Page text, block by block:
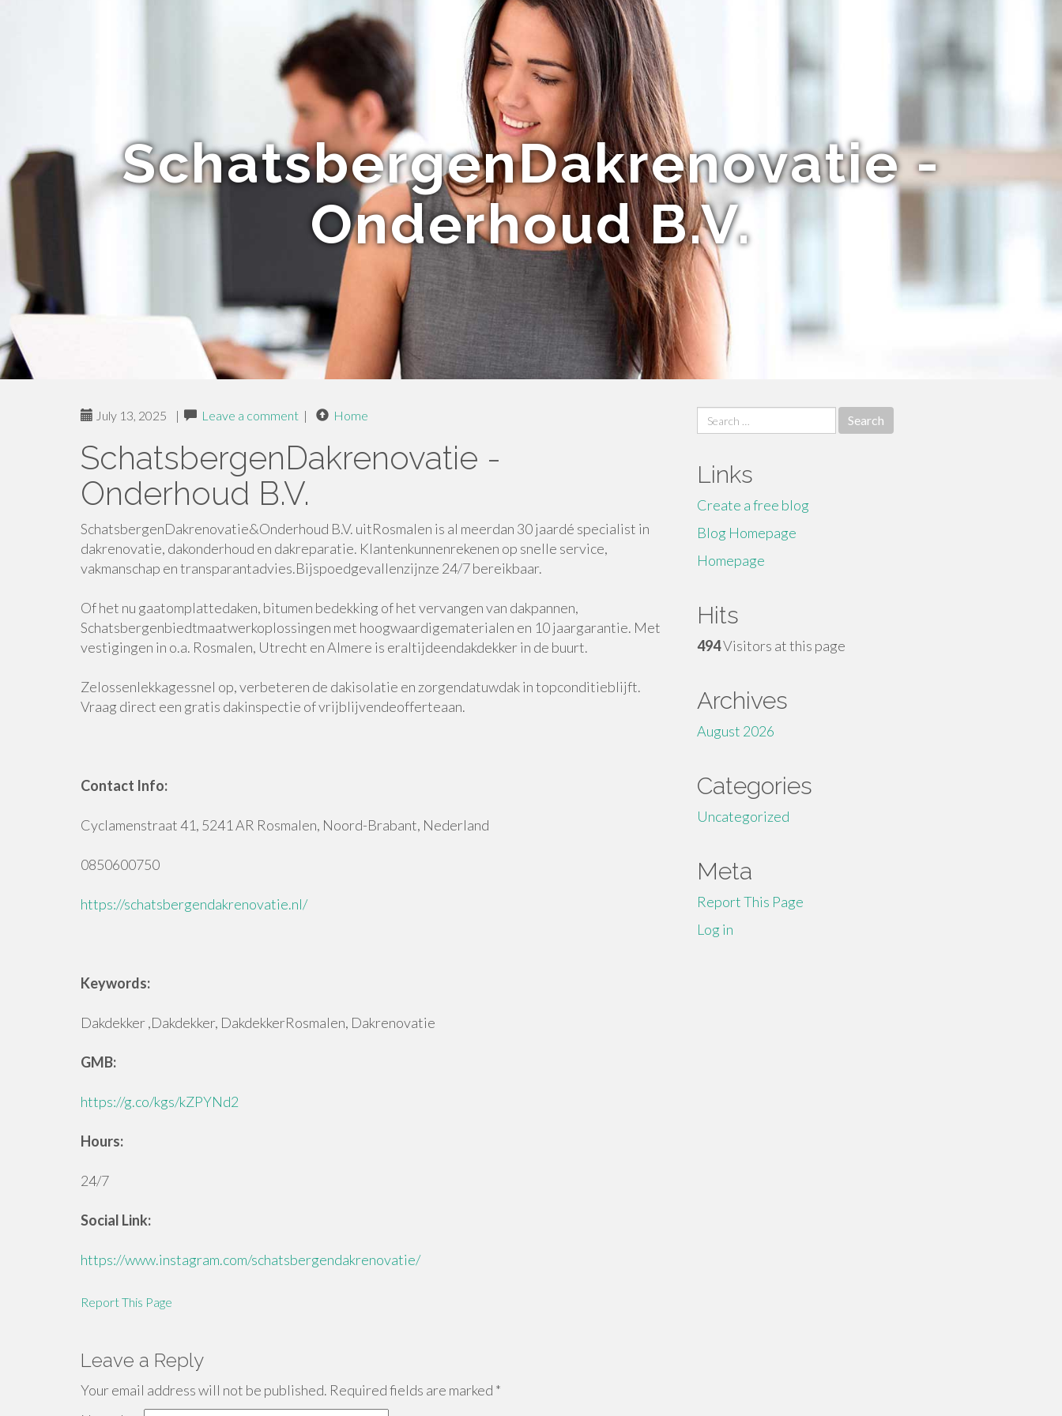
SchatsbergenDakrenovatie -
Onderhoud B.V.
July 13, 2025 | Leave a comment | Home
SchatsbergenDakrenovatie -
Onderhoud B.V.
SchatsbergenDakrenovatie&Onderhoud B.V. uitRosmalen is al meerdan 30 jaardé specialist in
dakrenovatie, dakonderhoud en dakreparatie. Klantenkunnenrekenen op snelle service,
vakmanschap en transparantadvies.Bijspoedgevallenzijnze 24/7 bereikbaar.
Of het nu gaatomplattedaken, bitumen bedekking of het vervangen van dakpannen,
Schatsbergenbiedtmaatwerkoplossingen met hoogwaardigematerialen en 10 jaargarantie. Met
vestigingen in o.a. Rosmalen, Utrecht en Almere is eraltijdeendakdekker in de buurt.
Zelossenlekkagessnel op, verbeteren de dakisolatie en zorgendatuwdak in topconditieblijft.
Vraag direct een gratis dakinspectie of vrijblijvendeofferteaan.
Contact Info:
Cyclamenstraat 41, 5241 AR Rosmalen, Noord-Brabant, Nederland
0850600750
https://schatsbergendakrenovatie.nl/
Keywords:
Dakdekker ,Dakdekker, DakdekkerRosmalen, Dakrenovatie
GMB:
https://g.co/kgs/kZPYNd2
Hours:
24/7
Social Link:
https://www.instagram.com/schatsbergendakrenovatie/
Report This Page
Leave a Reply
Your email address will not be published. Required fields are marked *
Search
for:
Links
Create a free blog
Blog Homepage
Homepage
Hits
494Visitors at this page
Archives
August 2026
Categories
Uncategorized
Meta
Report This Page
Log in